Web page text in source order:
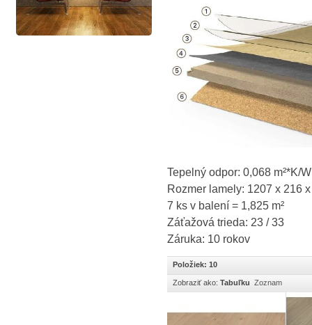
Tepelný odpor: 0,068 m²*K/W
Rozmer lamely: 1207 x 216
7 ks v balení = 1,825 m²
Záťažová trieda: 23 / 33
Záruka: 10 rokov
Položiek: 10
Zobraziť ako: Tabuľku Zoznam